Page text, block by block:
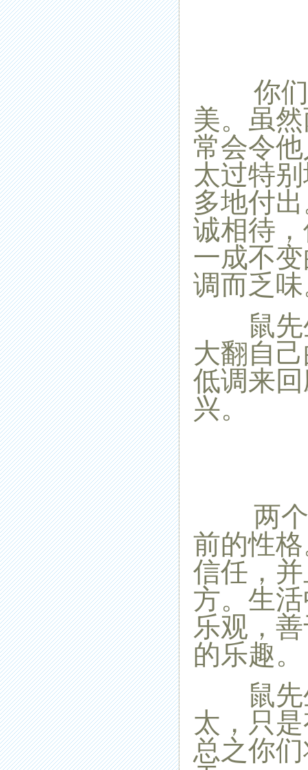
你们
美。虽
常会令
太过特
多地付
诚相待
一成不
调而乏
鼠先生
大翻自
低调来
兴。
两个
前的性
信任，
方。生
乐观，
的乐趣。
鼠先
太，只
总之你